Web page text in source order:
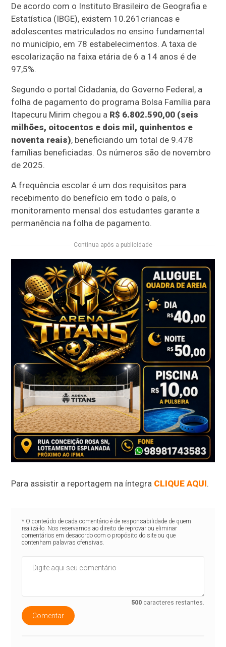
De acordo com o Instituto Brasileiro de Geografia e
Estatística (IBGE), existem 10.261criancas e
adolescentes matriculados no ensino fundamental
no município, em 78 estabelecimentos. A taxa de
escolarização na faixa etária de 6 a 14 anos é de
97,5%.
Segundo o portal Cidadania, do Governo Federal, a
folha de pagamento do programa Bolsa Família para
Itapecuru Mirim chegou a R$ 6.802.590,00 (seis
milhões, oitocentos e dois mil, quinhentos e
noventa reais), beneficiando um total de 9.478
famílias beneficiadas. Os números são de novembro
de 2025.
A frequência escolar é um dos requisitos para
recebimento do benefício em todo o país, o
monitoramento mensal dos estudantes garante a
permanência na folha de pagamento.
Continua após a publicidade
Para assistir a reportagem na íntegra CLIQUE AQUI.
* O conteúdo de cada comentário é de responsabilidade de quem
realizá-lo. Nos reservamos ao direito de reprovar ou eliminar
comentários em desacordo com o propósito do site ou que
contenham palavras ofensivas.
500 caracteres restantes.
Comentar